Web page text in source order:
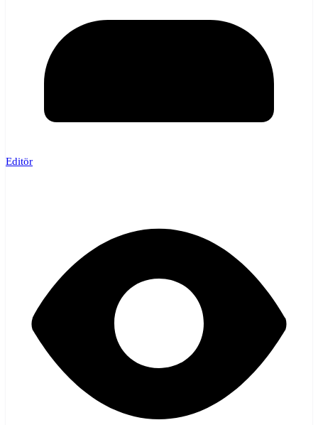
Editör